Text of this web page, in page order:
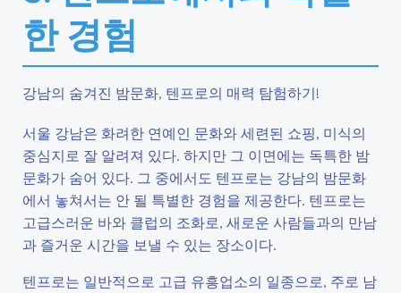
한 경험
강남의 숨겨진 밤문화, 텐프로의 매력 탐험하기!
서울 강남은 화려한 연예인 문화와 세련된 쇼핑, 미식의
중심지로 잘 알려져 있다. 하지만 그 이면에는 독특한 밤
문화가 숨어 있다. 그 중에서도 텐프로는 강남의 밤문화
에서 놓쳐서는 안 될 특별한 경험을 제공한다. 텐프로는
고급스러운 바와 클럽의 조화로, 새로운 사람들과의 만남
과 즐거운 시간을 보낼 수 있는 장소이다.
텐프로는 일반적으로 고급 유흥업소의 일종으로, 주로 남